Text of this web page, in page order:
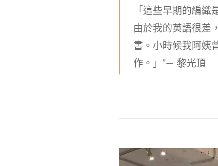
「這些早期的編
由於我的英語很差
書。小時候我阿姨
作。」”— 黎光頂